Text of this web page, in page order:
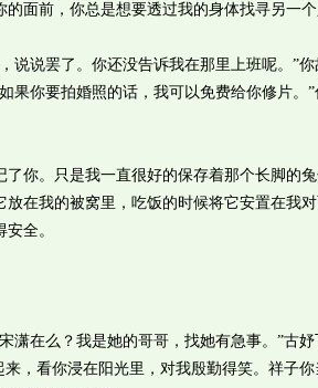
前，你总是想要透过我的身体找寻另一个
说罢了。你还没告诉我在那里上班呢。”你
你要拍婚照的话，我可以免费给你修片。”
。只是我一直很好的保存着那个长脚的兔
在我的被窝里，吃饭的时候将它安置在我
全。
在么？我是她的哥哥，找她有急事。”古妤
，看你浸在阳光里，对我殷勤得笑。祥子你